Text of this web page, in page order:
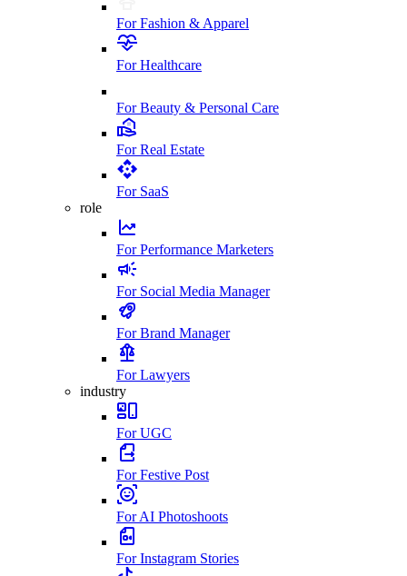
For Fashion & Apparel
For Healthcare
For Beauty & Personal Care
For Real Estate
For SaaS
role
For Performance Marketers
For Social Media Manager
For Brand Manager
For Lawyers
industry
For UGC
For Festive Post
For AI Photoshoots
For Instagram Stories